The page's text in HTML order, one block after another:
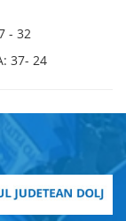
- 32
37- 24